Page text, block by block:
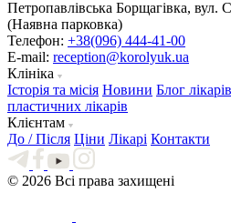
Петропавлівська Борщагівка, вул.
(Наявна парковка)
Телефон: +38(096) 444-41-00
E-mail: reception@korolyuk.ua
Клініка
Історія та місія Новини Блог лікарів
пластичних лікарів
Клієнтам
До / Після Ціни Лікарі Контакти
© 2026 Всі права захищені